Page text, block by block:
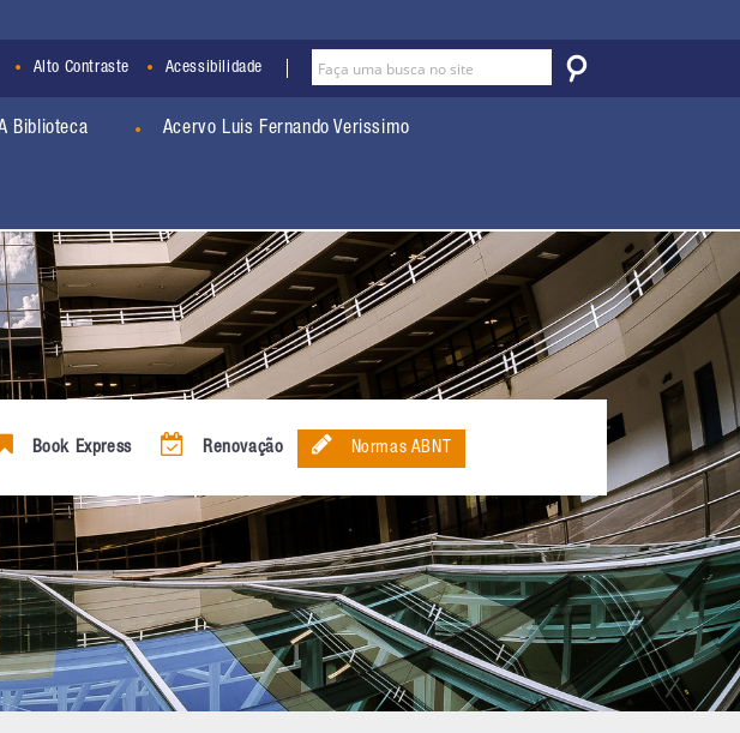
Alto Contraste Acessibilidade
Biblioteca Acervo Luis Fernando Verissimo
Book Express Renovação Normas ABNT